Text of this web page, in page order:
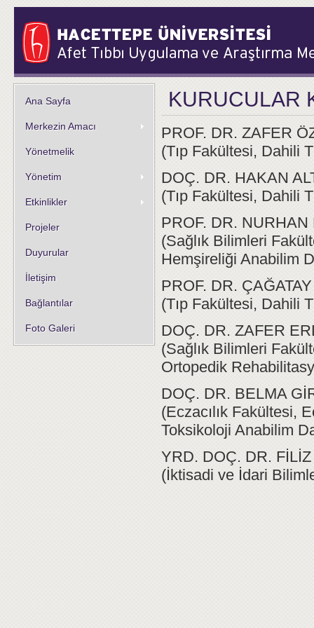
Ana Sayfa
Merkezin Amacı
Yönetmelik
Yönetim
Etkinlikler
Projeler
Duyurular
İletişim
Bağlantılar
Foto Galeri
KURUCULAR
PROF. DR. ZAFER
(Tıp Fakültesi, Dahili
DOÇ. DR. HAKAN
(Tıp Fakültesi, Dahili
PROF. DR. NURHAN
(Sağlık Bilimleri
Hemşireliği Anabilim
PROF. DR.
(Tıp Fakültesi, Dahili
DOÇ. DR. ZAFER
(Sağlık Bilimleri
Ortopedik
DOÇ. DR. BELMA
(Eczacılık Fakültesi,
Toksikoloji Anabilim
YRD. DOÇ. DR.
(İktisadi ve İdari